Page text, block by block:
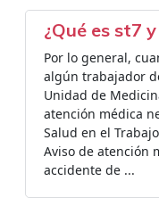
¿Qué es st7
Por lo general,
algún trabajador
Unidad de
atención médica
Salud en el
Aviso de atención
accidente de ...